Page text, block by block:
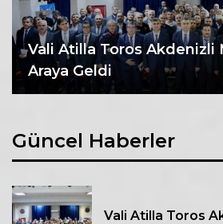
Vali Atilla Toros Akdenizli
Araya Geldi
Güncel Haberler
Vali Atilla Toros